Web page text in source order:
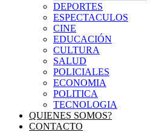
DEPORTES
ESPECTACULOS
CINE
EDUCACIÓN
CULTURA
SALUD
POLICIALES
ECONOMIA
POLITICA
TECNOLOGIA
QUIENES SOMOS?
CONTACTO